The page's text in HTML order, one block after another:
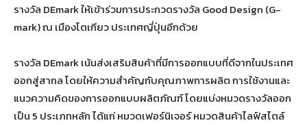
รางวัล DEmark ให้เข้าร่วมการประกวดรางวัล Good Design (G-
mark) ณ เมืองโตเกียว ประเทศญี่ปุ่นอีกด้วย
รางวัล DEmark เน้นส่งเสริมสินค้าที่มีการออกแบบที่ดีจากในประเทศ
ออกสู่สากล โดยให้ความสำคัญกับคุณภาพการผลิต การใช้งานและ
แนวความคิดของการออกแบบผลิตภัณฑ์ โดยแบ่งหมวดรางวัลออก
เป็น 5 ประเภทหลัก ได้แก่ หมวดเฟอร์นิเจอร์ หมวดสินค้าไลฟ์สไตล์